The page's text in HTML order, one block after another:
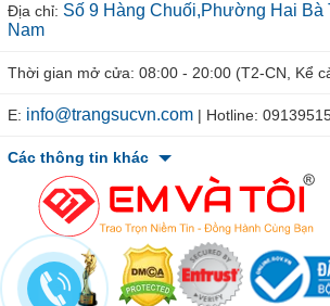
Địa chỉ: Số 9 Hàng Chuối,Phường Hai Bà
Nam
Thời gian mở cửa: 08:00 - 20:00 (T2-CN, Kể
E: info@trangsucvn.com | Hotline:
Các thông tin khác